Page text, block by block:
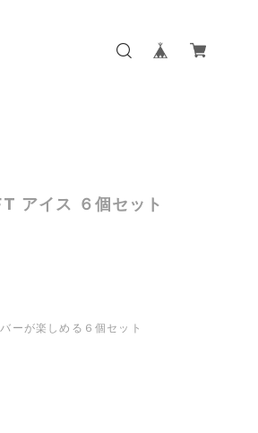
アイス ６個セット
ーが楽しめる６個セット